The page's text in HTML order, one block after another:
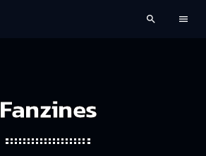
search menu
Fanzines